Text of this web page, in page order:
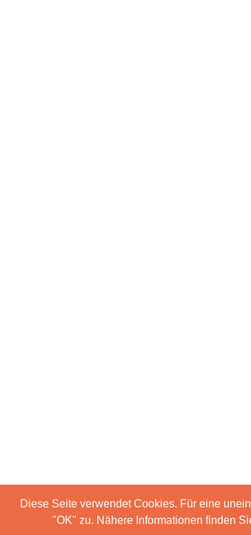
Diese Seite verwendet Cookies. Für eine
"OK" zu. Nähere Informationen finden